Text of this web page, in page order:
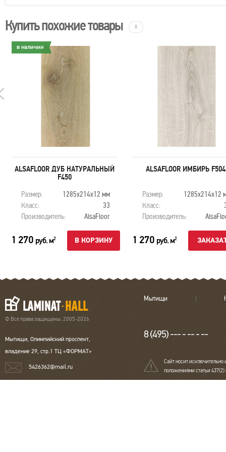
Купить похожие товары 8
в наличии
ALSAFLOOR ДУБ НАТУРАЛЬНЫЙ
F450
Размер:
1285х214х12 мм
Класс:
33
Производитель:
AlsaFloor
1 270 руб. м2 В КОРЗИНУ
ALSAFLOOR ИМБИРЬ F504
Размер:
1285х214х12
Класс:
Производитель:
1 270 руб. м2
© Все права защищены. 2005-2026
Мытищи, Олимпийский проспект,
владение 29, стр.1 ТЦ «ФОРМАТ»
5426362@mail.ru
Мытищи
8 (495) --- - -- - --
Сайт носит исключительно
положениями статьи